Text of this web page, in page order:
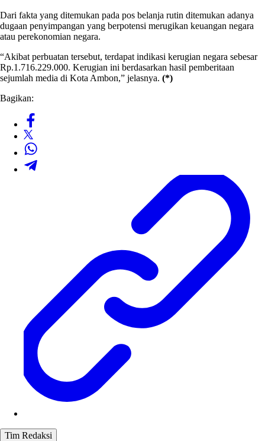
Dari fakta yang ditemukan pada pos belanja rutin ditemukan adanya
dugaan penyimpangan yang berpotensi merugikan keuangan negara
atau perekonomian negara.
“Akibat perbuatan tersebut, terdapat indikasi kerugian negara sebesar
Rp.1.716.229.000. Kerugian ini berdasarkan hasil pemberitaan
sejumlah media di Kota Ambon,” jelasnya. (*)
Bagikan:
Tim Redaksi